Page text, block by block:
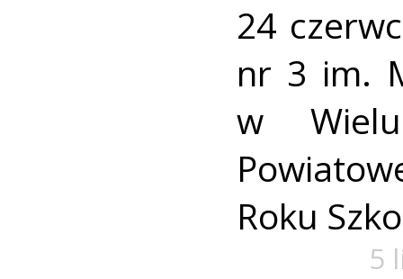
24
nr 3 im.
w
Roku
5